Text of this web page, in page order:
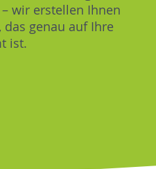
wir erstellen Ihnen
das genau auf Ihre
ist.